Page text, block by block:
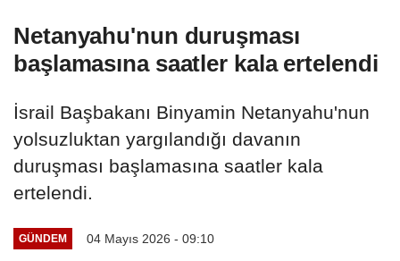
Netanyahu'nun duruşması
başlamasına saatler kala ertelendi
İsrail Başbakanı Binyamin Netanyahu'nun
yolsuzluktan yargılandığı davanın
duruşması başlamasına saatler kala
ertelendi.
GÜNDEM 04 Mayıs 2026 - 09:10